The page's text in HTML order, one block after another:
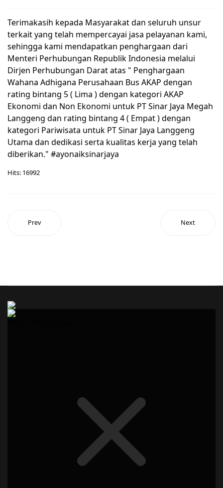
Terimakasih kepada Masyarakat dan seluruh unsur
terkait yang telah mempercayai jasa pelayanan kami,
sehingga kami mendapatkan penghargaan dari
Menteri Perhubungan Republik Indonesia melalui
Dirjen Perhubungan Darat atas " Penghargaan
Wahana Adhigana Perusahaan Bus AKAP dengan
rating bintang 5 ( Lima ) dengan kategori AKAP
Ekonomi dan Non Ekonomi untuk PT Sinar Jaya Megah
Langgeng dan rating bintang 4 ( Empat ) dengan
kategori Pariwisata untuk PT Sinar Jaya Langgeng
Utama dan dedikasi serta kualitas kerja yang telah
diberikan." #ayonaiksinarjaya
Hits: 16992
Prev Next